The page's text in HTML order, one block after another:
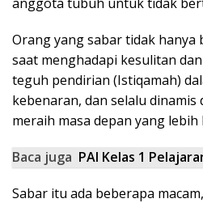
Orang yang sabar tidak hanya
saat menghadapi kesulitan
teguh pendirian (Istiqamah)
kebenaran, dan selalu dinamis
meraih masa depan yang
Baca juga PAI Kelas 1
Sabar itu ada beberapa